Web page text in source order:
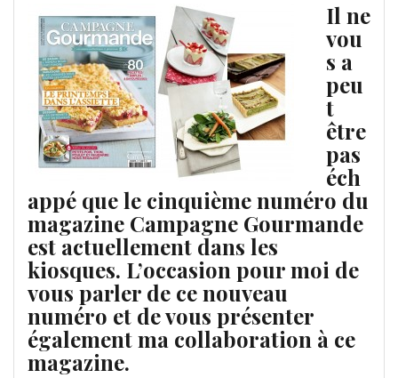
Il ne
vou
s a
peu
t
être
pas
éch
appé que le cinquième numéro du
magazine Campagne Gourmande
est actuellement dans les
kiosques. L’occasion pour moi de
vous parler de ce nouveau
numéro et de vous présenter
également ma collaboration à ce
magazine.